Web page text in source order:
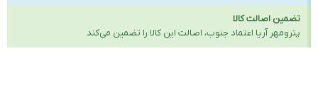
تضمین اصالت کالا
پترومهر آریا اعتماد جنوب، اصالت این کالا را تضمین می‌کند